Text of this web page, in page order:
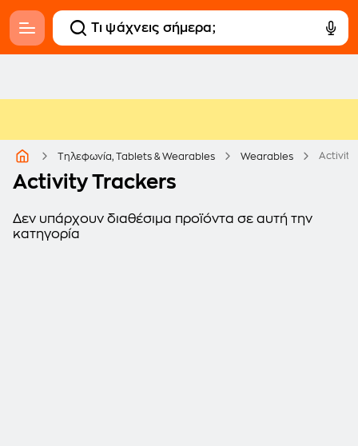
Τηλεφωνία, Tablets & Wearables Wearables Activity
Activity Trackers
Δεν υπάρχουν διαθέσιμα προϊόντα σε αυτή την
κατηγορία